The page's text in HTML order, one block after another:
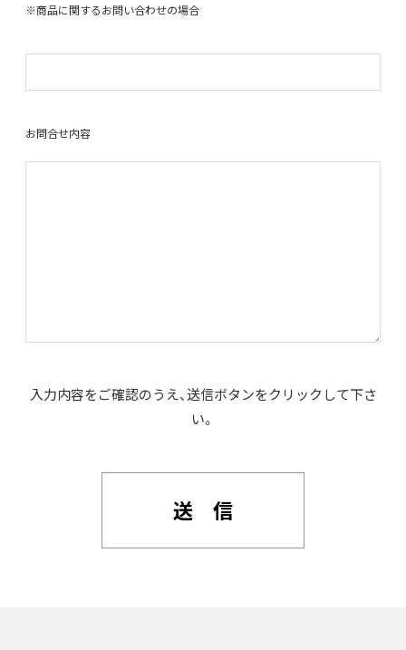
※商品に関するお問い合わせの場合
お問合せ内容
入力内容をご確認のうえ、送信ボタンをクリックして下さ
い。